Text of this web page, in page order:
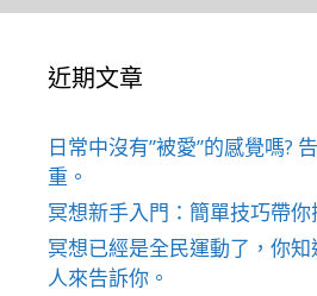
近期文章
日常中沒有”被愛”的感覺嗎?
重。
冥想新手入門：簡單技巧帶
冥想已經是全民運動了，你
人來告訴你。